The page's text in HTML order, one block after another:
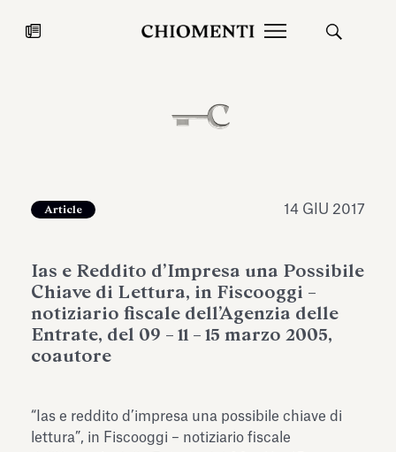
27 LUG 2026
Fondazione Torlonia inaugura la
dell’Antiquarium di Villa Albani
Torlonia
Leggi tutto
Article 14 GIU 2017
Ias e Reddito d’Impresa una Possibile
Chiave di Lettura, in Fiscooggi –
notiziario fiscale dell’Agenzia delle
Entrate, del 09 – 11 – 15 marzo 2005,
coautore
“Ias e reddito d’impresa una possibile chiave di
lettura”, in Fiscooggi – notiziario fiscale